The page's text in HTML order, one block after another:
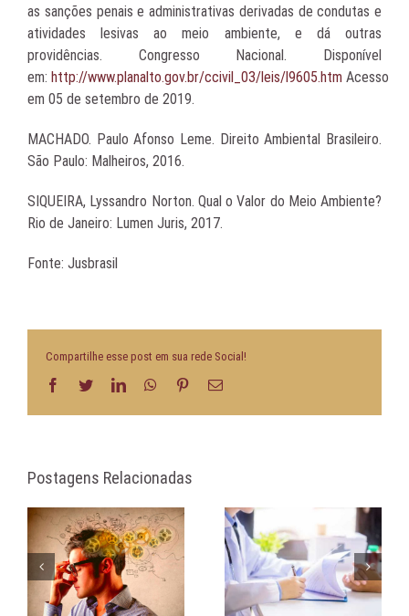
as sanções penais e administrativas derivadas de condutas e
atividades lesivas ao meio ambiente, e dá outras
providências. Congresso Nacional. Disponível
em: http://www.planalto.gov.br/ccivil_03/leis/l9605.htm Acesso
em 05 de setembro de 2019.
MACHADO. Paulo Afonso Leme. Direito Ambiental Brasileiro.
São Paulo: Malheiros, 2016.
SIQUEIRA, Lyssandro Norton. Qual o Valor do Meio Ambiente?
Rio de Janeiro: Lumen Juris, 2017.
Fonte: Jusbrasil
Compartilhe esse post em sua rede Social!
Facebook
TwitterLinkedInWhatsApp
Pinterest
E-
Postagens Relacionadas
Isenção de carência |
Doenças e afecções
Comunicação assertiva
na negociação